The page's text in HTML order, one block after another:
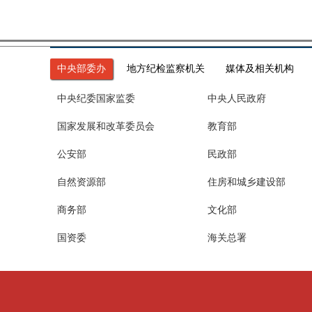
中央部委办 地方纪检监察机关 媒体及相关机构
中央纪委国家监委 中央人民政府
国家发展和改革委员会 教育部
公安部 民政部
自然资源部 住房和城乡建设部
商务部 文化部
国资委 海关总署